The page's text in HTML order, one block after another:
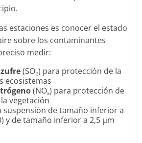
estaciones es conocer el estado
sobre los contaminantes
medir:
(SO2) para protección de la
ecosistemas
(NOx) para protección de
vegetación
suspensión de tamaño inferior a
y de tamaño inferior a 2,5 µm